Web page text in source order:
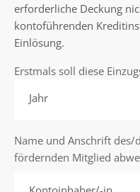
erforderliche Deckung
kontoführenden
Einlösung.
Erstmals soll diese
Jahr
Name und Anschrift
fördernden Mitglied